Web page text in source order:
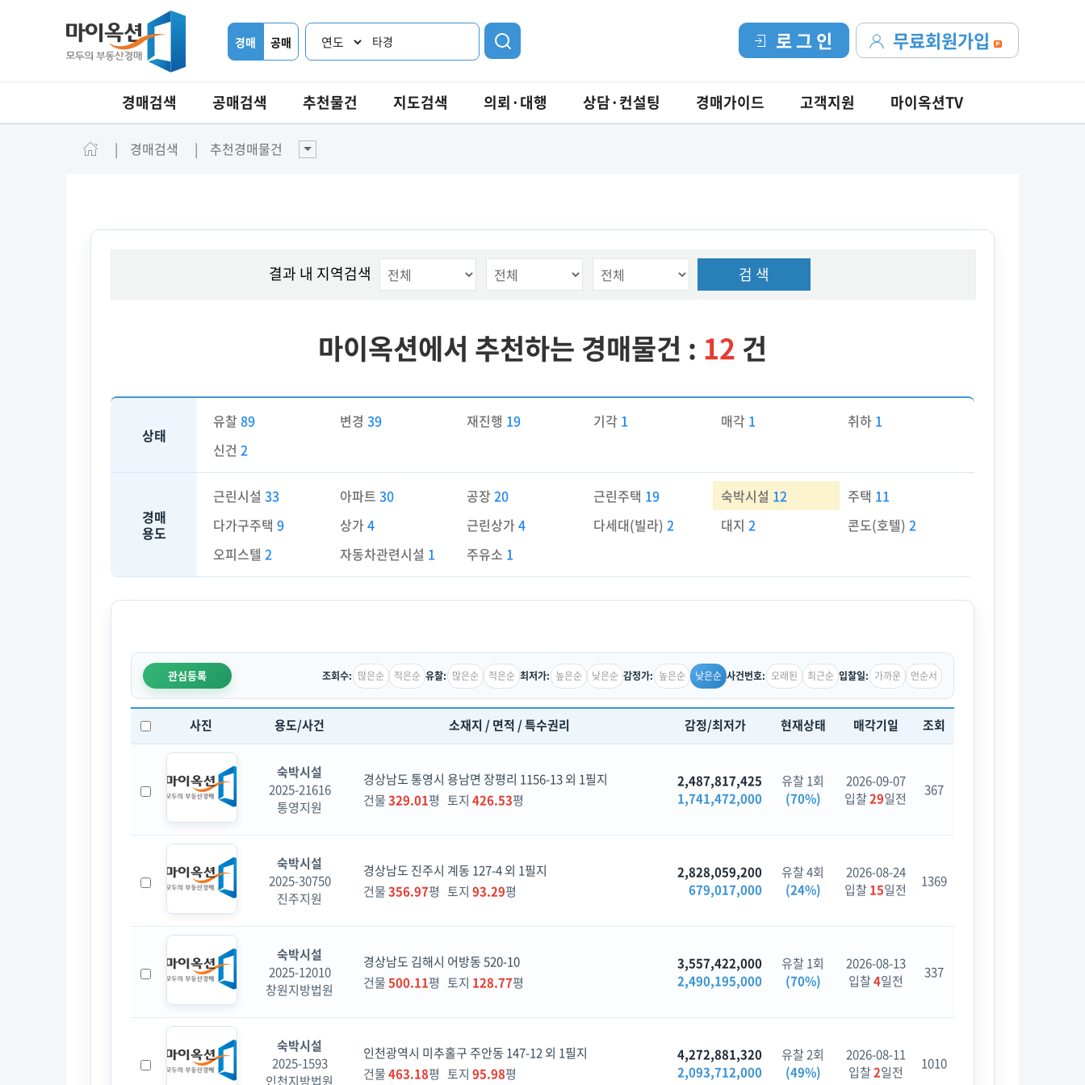
경매 공매 타경 무료회원가입
로 그 인
경매검색 공매검색 추천물건 지도검색 의뢰·대행 상담·컨설팅 경매가이드 고객지원 마이옥션TV
경매검색 추천경매물건
결과 내 지역검색 검 색
마이옥션에서 추천하는 경매물건 : 12 건
상태
유찰 89 변경39 재진행 19 기각 1 매각 1 취하 1
신건 2
경매
용도
근린시설 33 아파트30 공장20 근린주택 19 숙박시설 12 주택 11
다가구주택 9 상가4 근린상가4 다세대(빌라)2 대지 2 콘도(호텔) 2
오피스텔 2 자동차관련시설 1 주유소 1
관심등록 조회수: 많은순 적은순 유찰: 많은순 적은순 최저가: 높은순 낮은순 감정가: 높은순 낮은순 사건번호: 오래된 최근순 입찰일: 가까운 먼순서
사진 용도/사건 소재지 / 면적 / 특수권리 감정/최저가 현재상태 매각기일 조회
숙박시설
2025-21616
통영지원
경상남도 통영시 용남면 장평리 1156-13 외 1필지
건물329.01평 토지 426.53평
2,487,817,425
1,741,472,000
유찰 1회
(70%)
2026-09-07
입찰29일전 367
숙박시설
2025-30750
진주지원
경상남도 진주시 계동 127-4 외 1필지
건물356.97평 토지 93.29평
2,828,059,200
679,017,000
유찰 4회
(24%)
2026-08-24
입찰15일전 1369
숙박시설
2025-12010
창원지방법원
경상남도 김해시 어방동 520-10
건물500.11평 토지 128.77평
3,557,422,000
2,490,195,000
유찰 1회
(70%)
2026-08-13
입찰4일전 337
숙박시설
2025-1593
인천지방법원
인천광역시 미추홀구 주안동 147-12 외 1필지
건물463.18평 토지 95.98평
4,272,881,320
2,093,712,000
유찰 2회
(49%)
2026-08-11
입찰2일전 1010